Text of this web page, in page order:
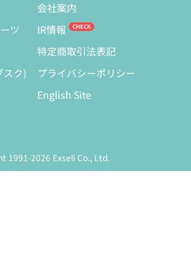
ツ
スク)
会社案内
IR情報
特定商取引法表記
プライバシーポリシー
English Site
1991-2026 Exseli Co., Ltd.